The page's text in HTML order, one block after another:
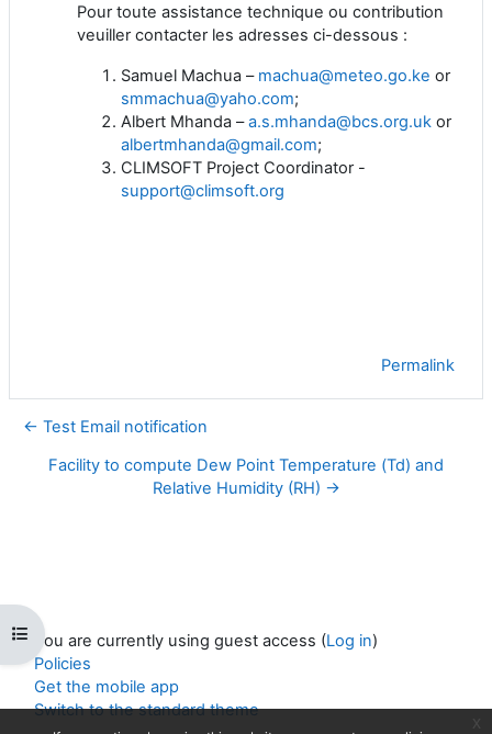
Open course index
Pour toute assistance technique ou contribution
veuiller contacter les adresses ci-dessous :
Samuel Machua – machua@meteo.go.ke or
smmachua@yaho.com;
Albert Mhanda –a.s.mhanda@bcs.org.uk or
albertmhanda@gmail.com;
CLIMSOFT Project Coordinator -
support@climsoft.org
Permalink
← Test Email notification
Facility to compute Dew Point Temperature (Td) and
Relative Humidity (RH) →
You are currently using guest access (Log in)
Policies
Get the mobile app
Switch to the standard theme